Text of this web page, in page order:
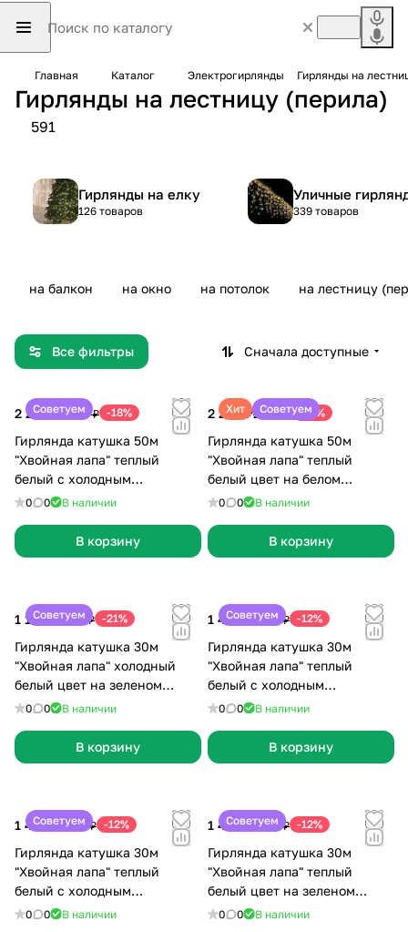
Главная Каталог Электрогирлянды Гирлянды на
Гирлянды на лестницу (перила)
591
Гирлянды на елку
126 товаров
Уличные
339 товаров
на балкон на окно на потолок на лестницу
Все фильтры Сначала доступные
Советуем
2 290 ₽2 800 ₽ -18%
Гирлянда катушка 50м
"Хвойная лапа" теплый
белый c холодным
мерцанием цвет на белом
0 0 В наличии
В корзину
Хит Советуем
2 290 ₽2 800 ₽ -18%
Гирлянда катушка 50м
"Хвойная лапа" теплый
белый цвет на белом
проводе
0 0 В наличии
В корзину
Советуем
1 190 ₽1 499 ₽ -21%
Гирлянда катушка 30м
"Хвойная лапа" холодный
белый цвет на зеленом
проводе
0 0 В наличии
В корзину
Советуем
1 499 ₽1 699 ₽ -12%
Гирлянда катушка 30м
"Хвойная лапа" теплый
белый с холодным
мерцанием цвет на белом
0 0 В наличии
В корзину
Советуем
1 499 ₽1 699 ₽ -12%
Гирлянда катушка 30м
"Хвойная лапа" теплый
белый с холодным
мерцанием цвет на зеленом
0 0 В наличии
Советуем
1 499 ₽1 699 ₽ -12%
Гирлянда катушка 30м
"Хвойная лапа" теплый
белый цвет на зеленом
проводе 900 диодов
0 0 В наличии